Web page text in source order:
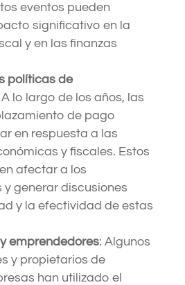
eventos pueden
significativo en la
y en las finanzas
políticas de
A lo largo de los años, las
de pago
en respuesta a las
y fiscales. Estos
afectar a los
generar discusiones
y la efectividad de estas
emprendedores: Algunos
y propietarios de
han utilizado el